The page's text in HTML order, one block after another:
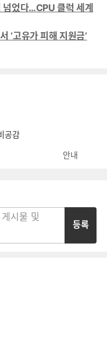
었다…CPU 클럭 세계
‘고유가 피해 지원금’
공감
안내
등록